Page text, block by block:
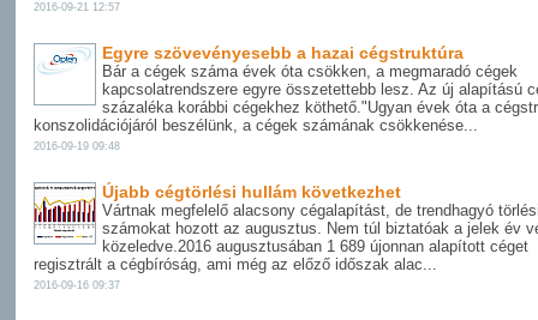
2016-09-21 12:57
Egyre szövevényesebb a hazai cégstruktúra
Bár a cégek száma évek óta csökken, a megmaradó cégek
kapcsolatrendszere egyre összetettebb lesz. Az új alapítású
százaléka korábbi cégekhez köthető."Ugyan évek óta a
konszolidációjáról beszélünk, a cégek számának csökkenése...
2016-09-19 09:48
Újabb cégtörlési hullám következhet
Vártnak megfelelő alacsony cégalapítást, de trendhagyó
számokat hozott az augusztus. Nem túl biztatóak a jelek év
közeledve.2016 augusztusában 1 689 újonnan alapított céget
regisztrált a cégbíróság, ami még az előző időszak alac...
2016-09-16 09:37